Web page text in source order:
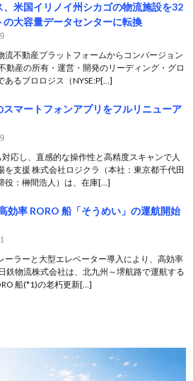
、米国イリノイ州シカゴの物流施設を32
の大容量データセンターに転換
流不動産プラットフォームからコンバージョン
動産の所有・運営・開発のリーディング・グロ
あるプロロジス（NYSE:P[…]
スマートフォンアプリをフルリニューア
応し、直感的な操作性と高精度スキャンで人
を支援 株式会社ロジクラ（本社：東京都千代田
役：榊間浩人）は、在庫[…]
効率 RORO 船「そうめい」の運航開始
ーラーと大型エレベーター導入により、高効率
鉄物流株式会社は、北九州～堺航路で運航する
船(*1)の老朽更新[…]